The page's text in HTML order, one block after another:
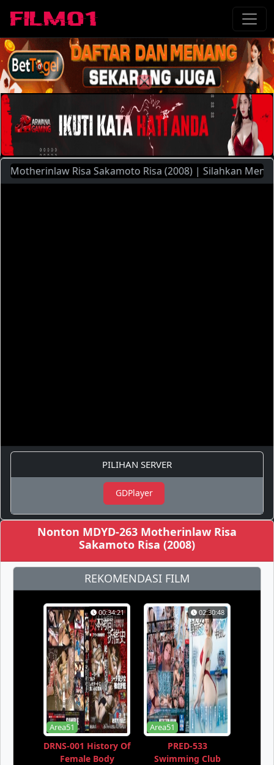
Risa Sakamoto Risa (2008) | Silahkan
PILIHAN SERVER
GDPlayer
Nonton MDYD-263 Motherinlaw Risa
Sakamoto Risa (2008)
REKOMENDASI FILM
00:34:21
Area51
DRNS-001 History Of
Female Body
02:30:48
Area51
PRED-533
Swimming Club